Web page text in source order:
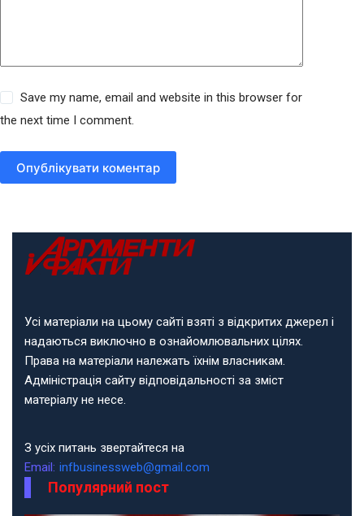
Save my name, email and website in this browser for
the next time I comment.
Опублікувати коментар
Усі матеріали на цьому сайті взяті з відкритих джерел і
надаються виключно в ознайомлювальних цілях.
Права на матеріали належать їхнім власникам.
Адміністрація сайту відповідальності за зміст
матеріалу не несе.
З усіх питань звертайтеся на
Email: infbusinessweb@gmail.com
Популярний пост